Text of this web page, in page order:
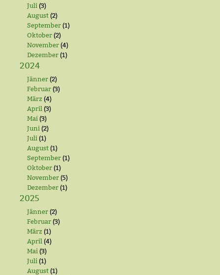
Juli (3)
August (2)
September (1)
Oktober (2)
November (4)
Dezember (1)
2024
Jänner (2)
Februar (3)
März (4)
April (3)
Mai (3)
Juni (2)
Juli (1)
August (1)
September (1)
Oktober (1)
November (5)
Dezember (1)
2025
Jänner (2)
Februar (3)
März (1)
April (4)
Mai (3)
Juli (1)
August (1)